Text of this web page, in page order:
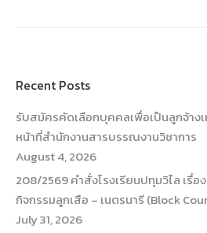
Recent Posts
รับสมัครคัดเลือกบุคคลเพื่อเป็นลูกจ้างเ
หน้าที่สำนักงานสารบรรณงานวิชาการ
August 4, 2026
208/2569 คำสั่งโรงเรียนปทุมวิไล เรื่
กิจกรรมลูกเสือ – เนตรนารี (Block
July 31, 2026